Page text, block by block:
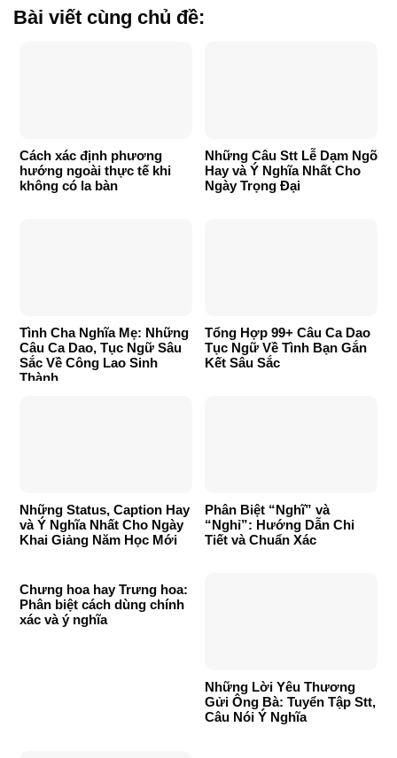
Bài viết cùng chủ đề:
Cách xác định phương
hướng ngoài thực tế khi
không có la bàn
Những Câu Stt Lễ Dạm Ngõ
Hay và Ý Nghĩa Nhất Cho
Ngày Trọng Đại
Tình Cha Nghĩa Mẹ: Những
Câu Ca Dao, Tục Ngữ Sâu
Sắc Về Công Lao Sinh
Thành
Tổng Hợp 99+ Câu Ca Dao
Tục Ngữ Về Tình Bạn Gắn
Kết Sâu Sắc
Những Status, Caption Hay
và Ý Nghĩa Nhất Cho Ngày
Khai Giảng Năm Học Mới
Phân Biệt “Nghĩ” và
“Nghỉ”: Hướng Dẫn Chi
Tiết và Chuẩn Xác
Chưng hoa hay Trưng hoa:
Phân biệt cách dùng chính
xác và ý nghĩa
Những Lời Yêu Thương
Gửi Ông Bà: Tuyển Tập Stt,
Câu Nói Ý Nghĩa